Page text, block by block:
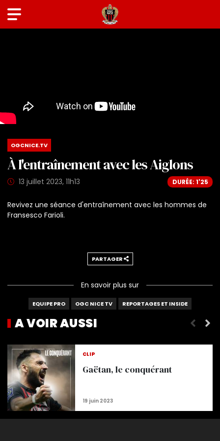
OGCNICE.TV
À l'entraînement avec les Aiglons
13 juillet 2023, 11h13 DURÉE: 1'25
Revivez une séance d'entraînement avec les hommes de
Fransesco Farioli.
PARTAGER
En savoir plus sur
EQUIPE PRO OGC NICE TV REPORTAGES ET INSIDE
A VOIR AUSSI
CLIP
Gaëtan, le conquérant
Les jeunes Aiglons contre les cadors de Premier